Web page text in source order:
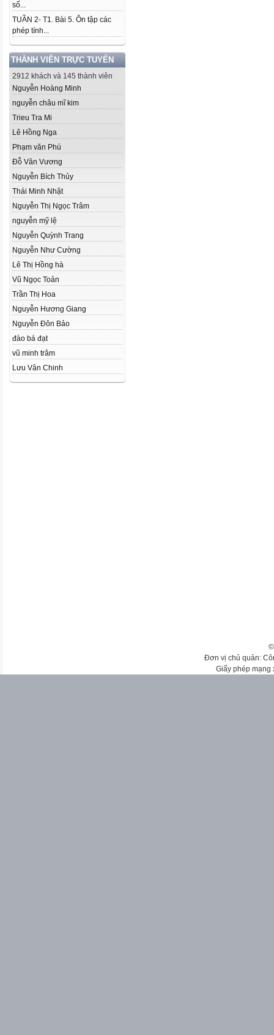
số...
TUẦN 2- T1. Bài 5. Ôn tập các
phép tính...
THÀNH VIÊN TRỰC TUYẾN
2912 khách và 145 thành viên
Nguyễn Hoàng Minh
nguyễn châu mĩ kim
Trieu Tra Mi
Lê Hồng Nga
Phạm văn Phú
Đỗ Văn Vương
Nguyễn Bích Thủy
Thái Minh Nhật
Nguyễn Thị Ngọc Trâm
nguyễn mỹ lệ
Nguyễn Quỳnh Trang
Nguyễn Như Cường
Lê Thị Hồng hà
Vũ Ngọc Toản
Trần Thị Hoa
Nguyễn Hương Giang
Nguyễn Đôn Bảo
đào bá đạt
vũ minh trâm
Lưu Vân Chinh
Đơn vị chủ quản:
Giấy phép mạng